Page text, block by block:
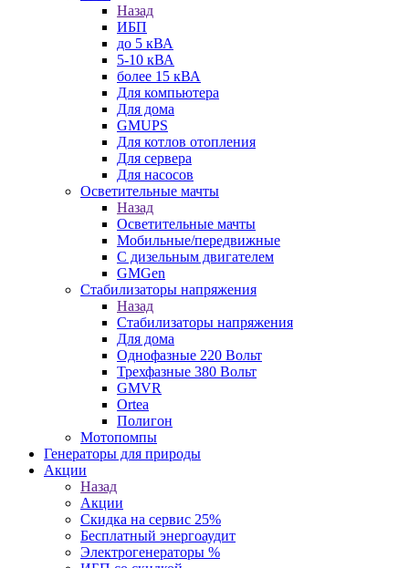
Назад
ИБП
до 5 кВА
5-10 кВА
более 15 кВА
Для компьютера
Для дома
GMUPS
Для котлов отопления
Для сервера
Для насосов
Осветительные мачты
Назад
Осветительные мачты
Мобильные/передвижные
С дизельным двигателем
GMGen
Стабилизаторы напряжения
Назад
Стабилизаторы напряжения
Для дома
Однофазные 220 Вольт
Трехфазные 380 Вольт
GMVR
Ortea
Полигон
Мотопомпы
Генераторы для природы
Акции
Назад
Акции
Скидка на сервис 25%
Бесплатный энергоаудит
Электрогенераторы %